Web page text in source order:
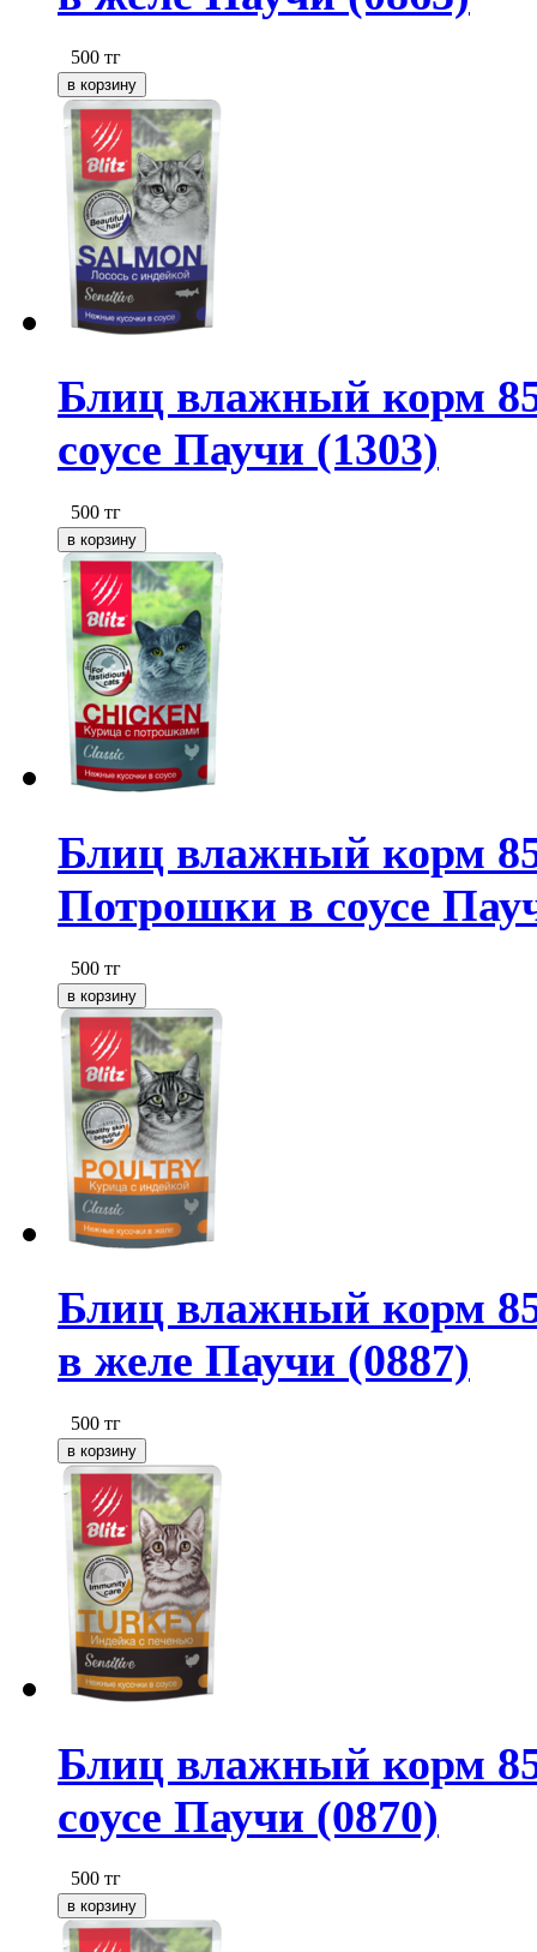
500 тг
Блиц влажный корм
соусе Паучи (1303)
500 тг
Блиц влажный корм
Потрошки в соусе
500 тг
Блиц влажный корм
в желе Паучи (0887)
500 тг
Блиц влажный корм
соусе Паучи (0870)
500 тг